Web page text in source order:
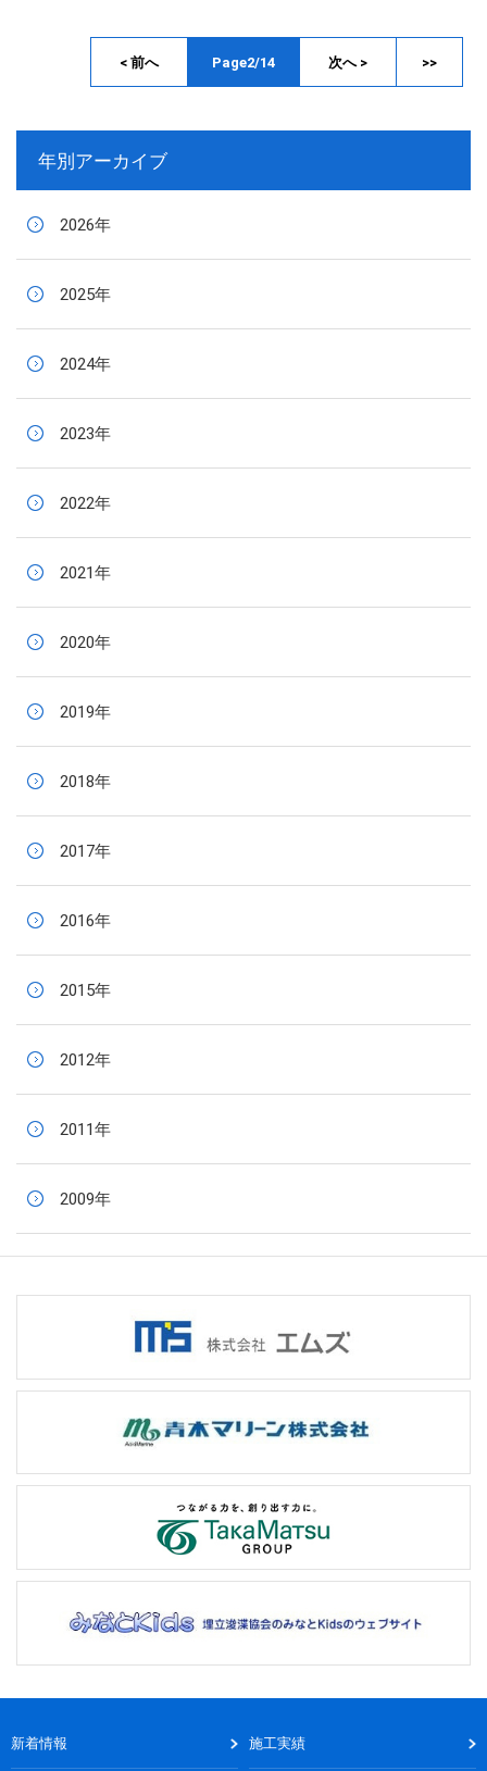
Page2/14
< 前へ 次へ > >>
年別アーカイブ
2026年
2025年
2024年
2023年
2022年
2021年
2020年
2019年
2018年
2017年
2016年
2015年
2012年
2011年
2009年
新着情報 施工実績